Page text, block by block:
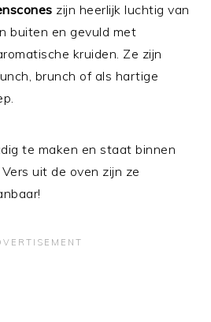
zijn heerlijk luchtig van
buiten en gevuld met
kruiden. Ze zijn
brunch of als hartige
te maken en staat binnen
uit de oven zijn ze